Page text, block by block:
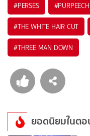
#PERSES #PURPEECH
#THE WHITE HAIR CUT
#THREE MAN DOWN
ยอดนิยมในต